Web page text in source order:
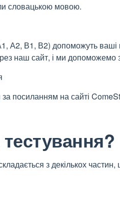
словацькою мовою.
А2, В1, В2) допоможуть
наш сайт, і ми допоможемо
за посиланням на сайті
з декількох